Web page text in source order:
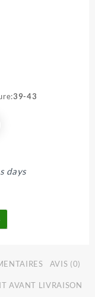
39-43
days
AVIS (0)
AVANT LIVRAISON